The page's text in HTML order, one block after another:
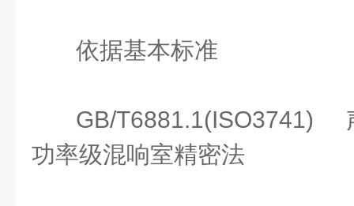
依据基本标准
GB/T6881.1(ISO3741)
功率级混响室精密法